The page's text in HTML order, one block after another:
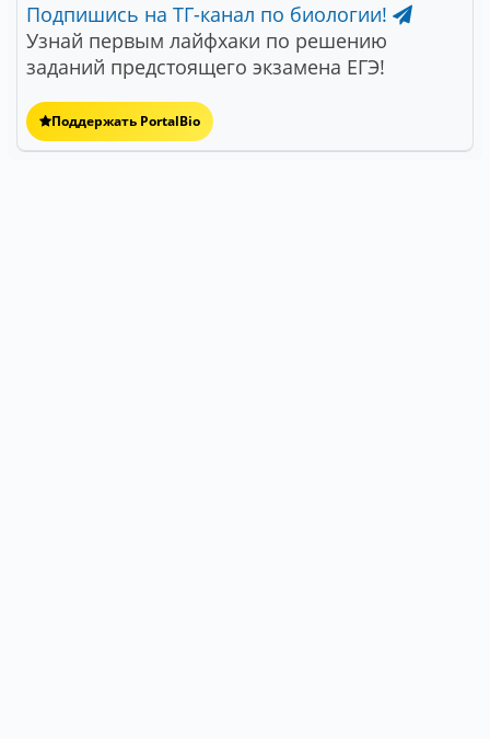
Подпишись на ТГ-канал по биологии!
Узнай первым лайфхаки по решению
заданий предстоящего экзамена ЕГЭ!
Поддержать PortalBio